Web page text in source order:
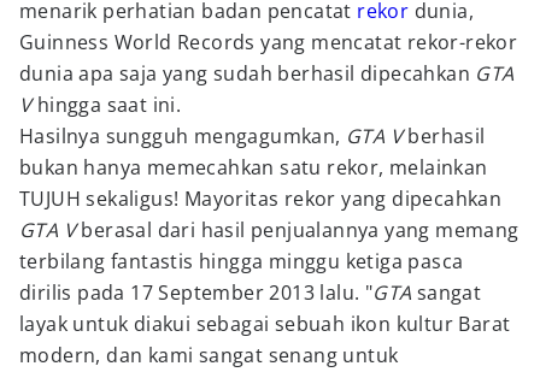
menarik perhatian badan pencatat rekor dunia,
Guinness World Records yang mencatat rekor-rekor
dunia apa saja yang sudah berhasil dipecahkan GTA
Vhingga saat ini.
Hasilnya sungguh mengagumkan, GTA Vberhasil
bukan hanya memecahkan satu rekor, melainkan
TUJUH sekaligus! Mayoritas rekor yang dipecahkan
GTA Vberasal dari hasil penjualannya yang memang
terbilang fantastis hingga minggu ketiga pasca
dirilis pada 17 September 2013 lalu. "GTA sangat
layak untuk diakui sebagai sebuah ikon kultur Barat
modern, dan kami sangat senang untuk